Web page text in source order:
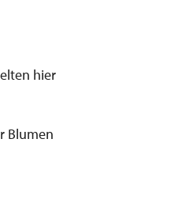
hier
Blumen